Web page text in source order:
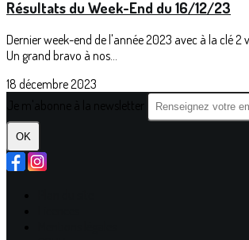
Résultats du Week-End du 16/12/23
Dernier week-end de l'année 2023 avec à la clé 2
Un grand bravo à nos...
18 décembre 2023
OK